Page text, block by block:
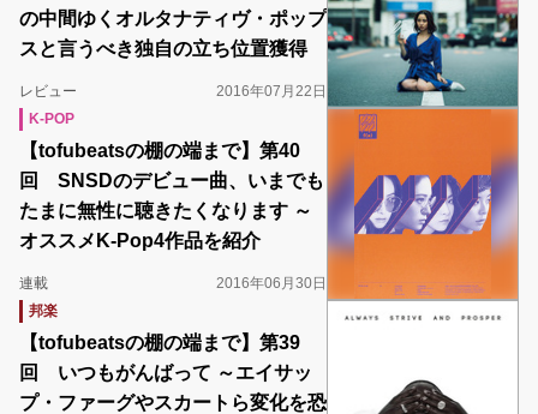
の中間ゆくオルタナティヴ・ポップ
スと言うべき独自の立ち位置獲得
レビュー
2016年07月22日
K-POP
【tofubeatsの棚の端まで】第40
回 SNSDのデビュー曲、いまでも
たまに無性に聴きたくなります ～
オススメK-Pop4作品を紹介
連載
2016年06月30日
邦楽
【tofubeatsの棚の端まで】第39
回 いつもがんばって ～エイサッ
プ・ファーグやスカートら変化を恐